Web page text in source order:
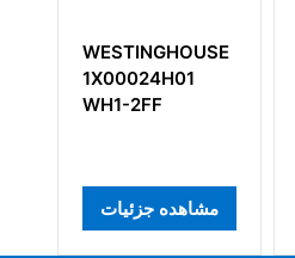
WESTINGHOUSE
1X00024H01
WH1-2FF
مشاهده جزئیات